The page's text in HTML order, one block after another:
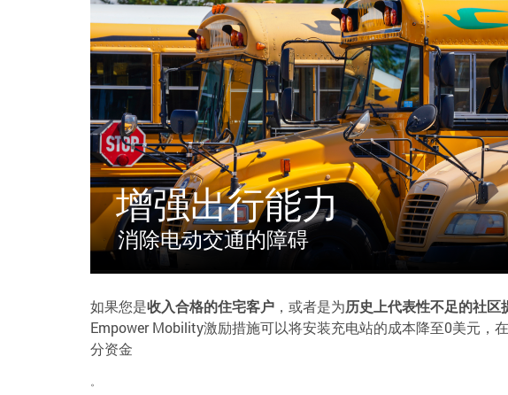
增强出行能力
消除电动交通的障碍
如果您是收入合格的住宅客户 ，或者是为历史上代表性不足的社
Empower Mobility激励措施可以将安装充电站的成本降至0美元，
分资金
。